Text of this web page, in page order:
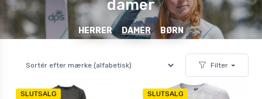
damer
HERRER DAMER BØRN
Filter
SLUTSALG SLUTSALG